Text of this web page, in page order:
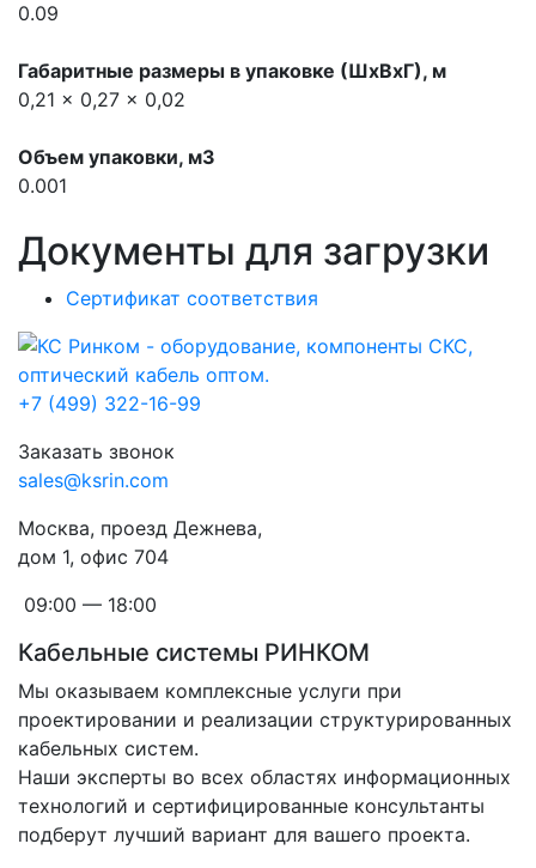
0.09
Габаритные размеры в упаковке (ШхВхГ), м
0,21 x 0,27 x 0,02
Объем упаковки, м3
0.001
Документы для загрузки
Сертификат соответствия
+7 (499) 322-16-99
Заказать звонок
sales@ksrin.com
Москва, проезд Дежнева,
дом 1, офис 704
09:00 — 18:00
Кабельные системы РИНКОМ
Мы оказываем комплексные услуги при
проектировании и реализации структурированных
кабельных систем.
Наши эксперты во всех областях информационных
технологий и сертифицированные консультанты
подберут лучший вариант для вашего проекта.